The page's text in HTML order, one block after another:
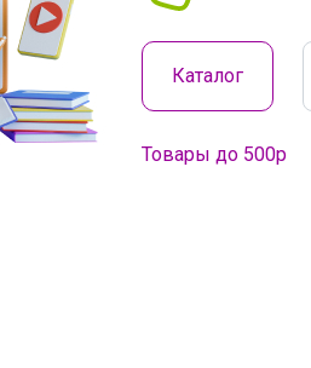
Каталог
Товары до 500р